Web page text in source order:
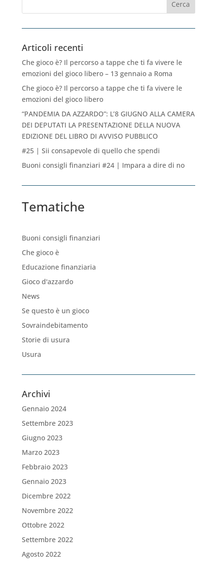
Articoli recenti
Che gioco è? Il percorso a tappe che ti fa vivere le
emozioni del gioco libero – 13 gennaio a Roma
Che gioco è? Il percorso a tappe che ti fa vivere le
emozioni del gioco libero
“PANDEMIA DA AZZARDO”: L’8 GIUGNO ALLA CAMERA
DEI DEPUTATI LA PRESENTAZIONE DELLA NUOVA
EDIZIONE DEL LIBRO DI AVVISO PUBBLICO
#25 | Sii consapevole di quello che spendi
Buoni consigli finanziari #24 | Impara a dire di no
Tematiche
Buoni consigli finanziari
Che gioco è
Educazione finanziaria
Gioco d'azzardo
News
Se questo è un gioco
Sovraindebitamento
Storie di usura
Usura
Archivi
Gennaio 2024
Settembre 2023
Giugno 2023
Marzo 2023
Febbraio 2023
Gennaio 2023
Dicembre 2022
Novembre 2022
Ottobre 2022
Settembre 2022
Agosto 2022